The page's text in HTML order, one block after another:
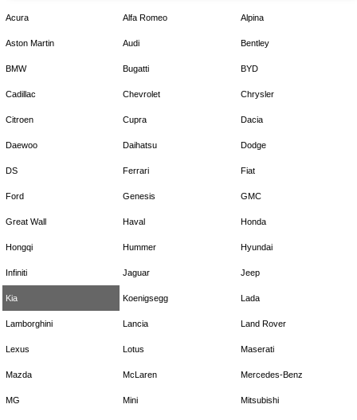
Acura Alfa Romeo Alpina
Aston Martin Audi Bentley
BMW Bugatti BYD
Cadillac Chevrolet Chrysler
Citroen Cupra Dacia
Daewoo Daihatsu Dodge
DS Ferrari Fiat
Ford Genesis GMC
Great Wall Haval Honda
Hongqi Hummer Hyundai
Infiniti Jaguar Jeep
Kia Koenigsegg Lada
Lamborghini Lancia Land Rover
Lexus Lotus Maserati
Mazda McLaren Mercedes-Benz
MG Mini Mitsubishi